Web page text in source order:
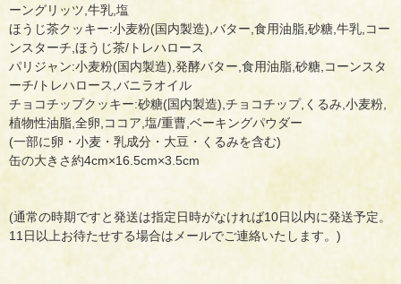
ーングリッツ,牛乳,塩
ほうじ茶クッキー:小麦粉(国内製造),バター,食用油脂,砂糖,牛乳,コー
ンスターチ,ほうじ茶/トレハロース
パリジャン:小麦粉(国内製造),発酵バター,食用油脂,砂糖,コーンスタ
ーチ/トレハロース,バニラオイル
チョコチップクッキー:砂糖(国内製造),チョコチップ,くるみ,小麦粉,
植物性油脂,全卵,ココア,塩/重曹,ベーキングパウダー
(一部に卵・小麦・乳成分・大豆・くるみを含む)
缶の大きさ約4cm×16.5cm×3.5cm
(通常の時期ですと発送は指定日時がなければ10日以内に発送予定。
11日以上お待たせする場合はメールでご連絡いたします。)